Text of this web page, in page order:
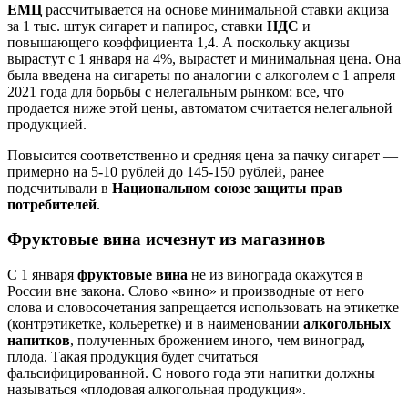
ЕМЦ рассчитывается на основе минимальной ставки акциза
за 1 тыс. штук сигарет и папирос, ставки НДС и
повышающего коэффициента 1,4. А поскольку акцизы
вырастут с 1 января на 4%, вырастет и минимальная цена. Она
была введена на сигареты по аналогии с алкоголем с 1 апреля
2021 года для борьбы с нелегальным рынком: все, что
продается ниже этой цены, автоматом считается нелегальной
продукцией.
Повысится соответственно и средняя цена за пачку сигарет —
примерно на 5-10 рублей до 145-150 рублей, ранее
подсчитывали в Национальном союзе защиты прав
потребителей.
Фруктовые вина исчезнут из магазинов
С 1 января фруктовые вина не из винограда окажутся в
России вне закона. Слово «вино» и производные от него
слова и словосочетания запрещается использовать на этикетке
(контрэтикетке, кольеретке) и в наименовании алкогольных
напитков, полученных брожением иного, чем виноград,
плода. Такая продукция будет считаться
фальсифицированной. С нового года эти напитки должны
называться «плодовая алкогольная продукция».